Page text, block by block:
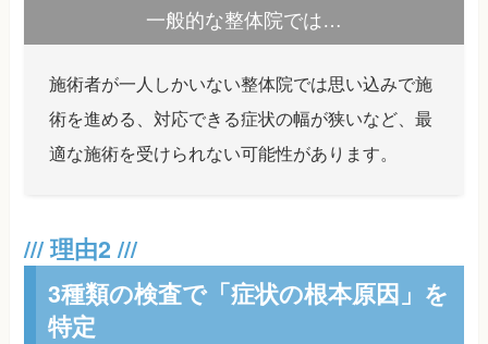
一般的な整体院では…
施術者が一人しかいない整体院では思い込みで施
術を進める、対応できる症状の幅が狭いなど、最
適な施術を受けられない可能性があります。
3種類の検査で「症状の根本原因」を
特定